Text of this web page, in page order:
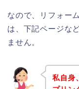
なので、リフォー
は、下記ページな
ません。
私自身